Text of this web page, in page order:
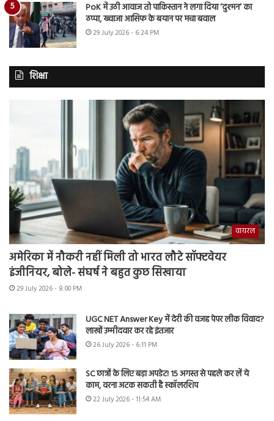
PoK में उठी आवाज तो पाकिस्तान ने लगा दिया ‘दुश्मन’ का
ठप्पा, ख्वाजा आसिफ के बयान पर मचा बवाल
29 July 2026 - 6:24 PM
शिक्षा
वायरल
अमेरिका में नौकरी नहीं मिली तो भारत लौटे सॉफ्टवेयर
इंजीनियर, बोले- संघर्ष ने बहुत कुछ सिखाया
29 July 2026 - 8:00 PM
UGC NET Answer Key में देरी की वजह पेपर लीक विवाद?
लाखों उम्मीदवार कर रहे इंतजार
26 July 2026 - 6:11 PM
SC छात्रों के लिए बड़ा अपडेट! 15 अगस्त से पहले कर लें ये
काम, वरना अटक सकती है स्कॉलरशिप
22 July 2026 - 11:54 AM